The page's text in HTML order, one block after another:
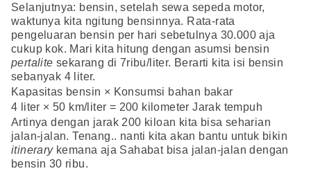
Selanjutnya: bensin, setelah sewa sepeda motor,
waktunya kita ngitung bensinnya. Rata-rata
pengeluaran bensin per hari sebetulnya 30.000 aja
cukup kok. Mari kita hitung dengan asumsi bensin
pertalite sekarang di 7ribu/liter. Berarti kita isi bensin
sebanyak 4 liter.
Kapasitas bensin × Konsumsi bahan bakar
4 liter × 50 km/liter = 200 kilometer Jarak tempuh
Artinya dengan jarak 200 kiloan kita bisa seharian
jalan-jalan. Tenang.. nanti kita akan bantu untuk bikin
itinerary kemana aja Sahabat bisa jalan-jalan dengan
bensin 30 ribu.